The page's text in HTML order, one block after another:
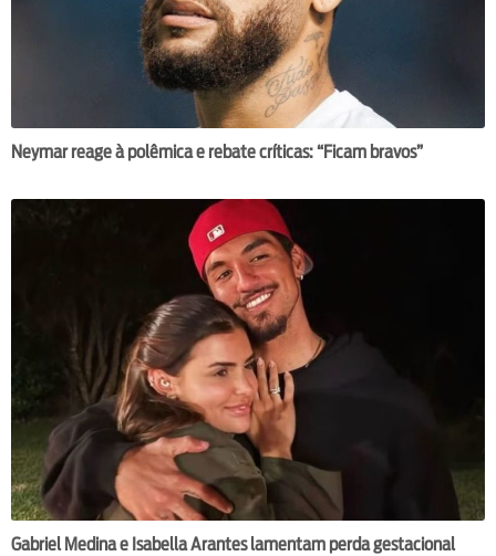
Neymar reage à polêmica e rebate críticas: “Ficam bravos”
Gabriel Medina e Isabella Arantes lamentam perda gestacional